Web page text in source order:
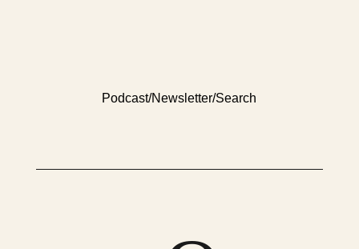
Podcast/Newsletter/Search